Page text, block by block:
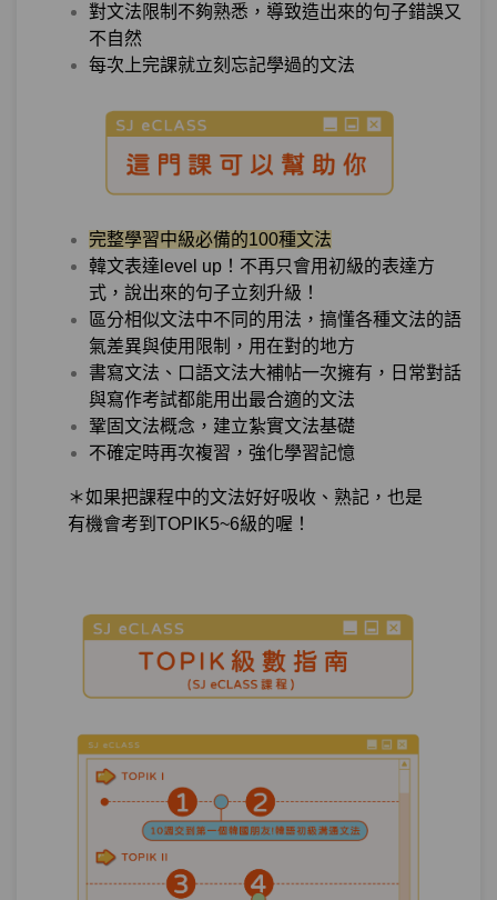
測驗1 第5章－時間與順序動作－小考
轉換、途中－「我本來回家路上順便要去
文法19：–는 길에
單元3 文法21：–았/었다(가) 09:52
單元4 文法22：–(으)려다(가) 07:35
測驗1 第6章－轉換、途中－小考
狀態持續－韓文的「我已經訂好了『站著
吃烤肉』餐廳」 你知道你一直都說得不夠
道地嗎？
單元2 文法24：–아/어 놓다/두다 13:09
單元3 文法25:：–(으)ㄴ 채(로) 07:53
測驗1 第7章－狀態持續－小考
動作進行－持續說韓文才可以累積實力！
所以我要…
對文法限制不夠熟悉，導致造出來的句子錯誤又
不自然
每次上完課就立刻忘記學過的文法
完整學習中級必備的100種文法
韓文表達level up！不再只會用初級的表達方
式，說出來的句子立刻升級！
區分相似文法中不同的用法，搞懂各種文法的語
氣差異與使用限制，用在對的地方
書寫文法、口語文法大補帖一次擁有，日常對話
與寫作考試都能用出最合適的文法
鞏固文法概念，建立紮實文法基礎
不確定時再次複習，強化學習記憶
＊如果把課程中的文法好好吸收、熟記，也是
有機會考到TOPIK5~6級的喔！